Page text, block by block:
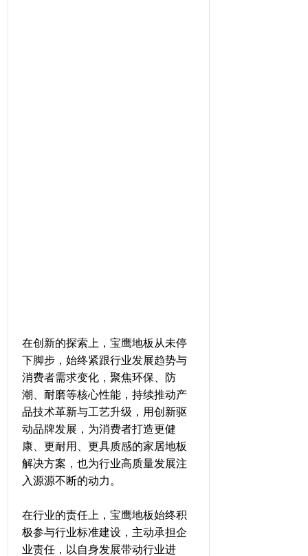
在创新的探索上，宝鹰地板从未停
下脚步，始终紧跟行业发展趋势与
消费者需求变化，聚焦环保、防
潮、耐磨等核心性能，持续推动产
品技术革新与工艺升级，用创新驱
动品牌发展，为消费者打造更健
康、更耐用、更具质感的家居地板
解决方案，也为行业高质量发展注
入源源不断的动力。
在行业的责任上，宝鹰地板始终积
极参与行业标准建设，主动承担企
业责任，以自身发展带动行业进